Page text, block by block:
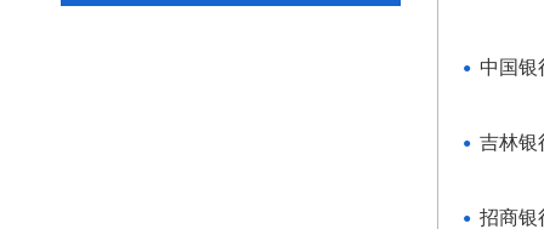
中国银
吉林银
招商银